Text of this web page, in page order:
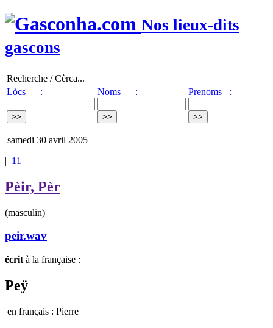
Nos lieux-dits
gascons
Recherche / Cèrca...
Lòcs :
Noms : Prenoms :
samedi 30 avril 2005
| 11
Pèir, Pèr
(masculin)
peir.wav
écrit à la française :
Peÿ
en français : Pierre